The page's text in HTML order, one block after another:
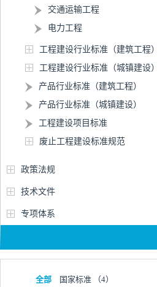
交通运输工程
电力工程
工程建设行业标准（建筑工程）
工程建设行业标准（城镇建设）
产品行业标准（建筑工程）
产品行业标准（城镇建设）
工程建设项目标准
废止工程建设标准规范
政策法规
技术文件
专项体系
全部 国家标准 （4）